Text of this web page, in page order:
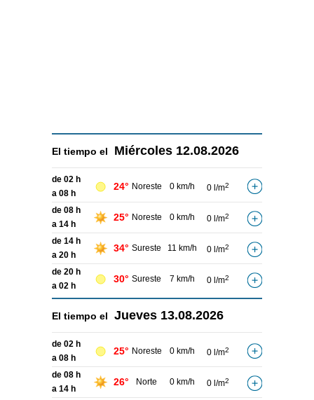
El tiempo el Miércoles 12.08.2026
de 02 h
a 08 h
24° Noreste 0 km/h 0 l/m2
de 08 h
a 14 h
25° Noreste 0 km/h 0 l/m2
de 14 h
a 20 h
34° Sureste 11 km/h 0 l/m2
de 20 h
a 02 h
30° Sureste 7 km/h 0 l/m2
El tiempo el Jueves 13.08.2026
de 02 h
a 08 h
25° Noreste 0 km/h 0 l/m2
de 08 h
a 14 h
26° Norte 0 km/h 0 l/m2